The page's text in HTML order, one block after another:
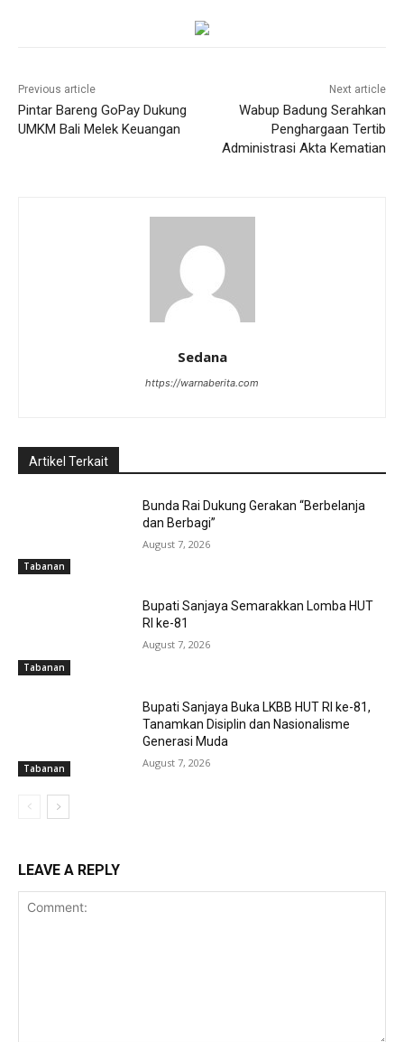
Previous article
Pintar Bareng GoPay Dukung
UMKM Bali Melek Keuangan
Next article
Wabup Badung Serahkan
Penghargaan Tertib
Administrasi Akta Kematian
Sedana
https://warnaberita.com
Artikel Terkait
Tabanan
Bunda Rai Dukung Gerakan “Berbelanja
dan Berbagi”
August 7, 2026
Tabanan
Bupati Sanjaya Semarakkan Lomba HUT
RI ke-81
August 7, 2026
Tabanan
Bupati Sanjaya Buka LKBB HUT RI ke-81,
Tanamkan Disiplin dan Nasionalisme
Generasi Muda
August 7, 2026
LEAVE A REPLY